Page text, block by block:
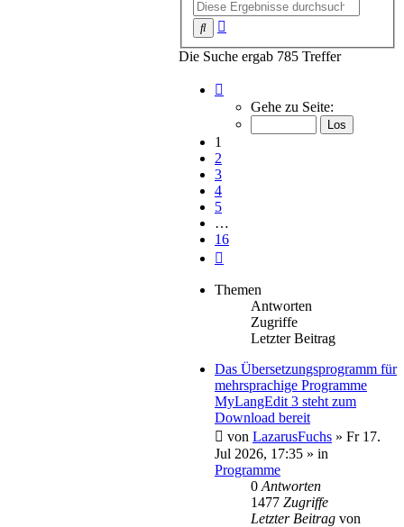
Suche
Die Suche ergab 785 Treffer
von
Gehe zu Seite:
1
2
3
4
5
…
16
Themen
Antworten
Zugriffe
Letzter Beitrag
Das Übersetzungsprogramm für
mehrsprachige Programme
MyLangEdit 3 steht zum
Download bereit
von LazarusFuchs » Fr 17.
Jul 2026, 17:35 » in
Programme
0 Antworten
1477 Zugriffe
Letzter Beitrag von